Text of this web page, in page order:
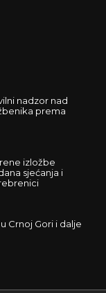
nadzor nad
prema
izložbe
sjećanja i
Crnoj Gori i dalje